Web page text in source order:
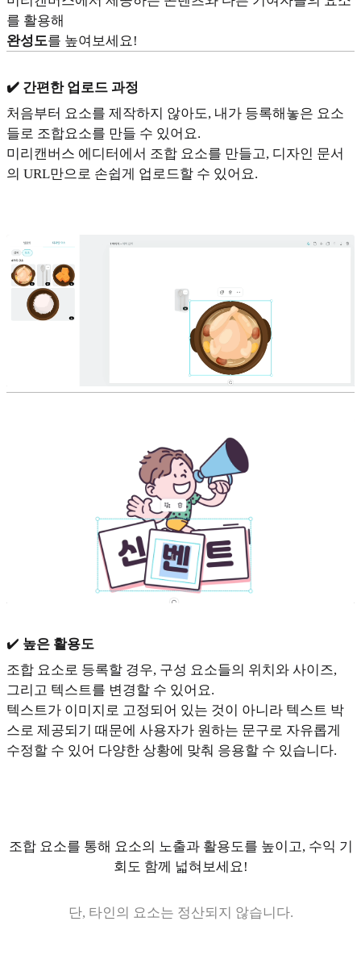
를 활용해
완성도를 높여보세요!
✔️ 간편한 업로드 과정
처음부터 요소를 제작하지 않아도, 내가 등록해놓은 요소
들로 조합요소를 만들 수 있어요.
미리캔버스 에디터에서 조합 요소를 만들고, 디자인 문서
의 URL만으로 손쉽게 업로드할 수 있어요.
✔️ 높은 활용도
조합 요소로 등록할 경우, 구성 요소들의 위치와 사이즈,
그리고 텍스트를 변경할 수 있어요.
텍스트가 이미지로 고정되어 있는 것이 아니라 텍스트 박
스로 제공되기 때문에 사용자가 원하는 문구로 자유롭게
수정할 수 있어 다양한 상황에 맞춰 응용할 수 있습니다.
조합 요소를 통해 요소의 노출과 활용도를 높이고, 수익 기
회도 함께 넓혀보세요!
단, 타인의 요소는 정산되지 않습니다.